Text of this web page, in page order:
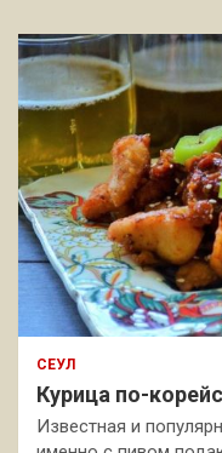
СЕУЛ
Курица по-
Известная и